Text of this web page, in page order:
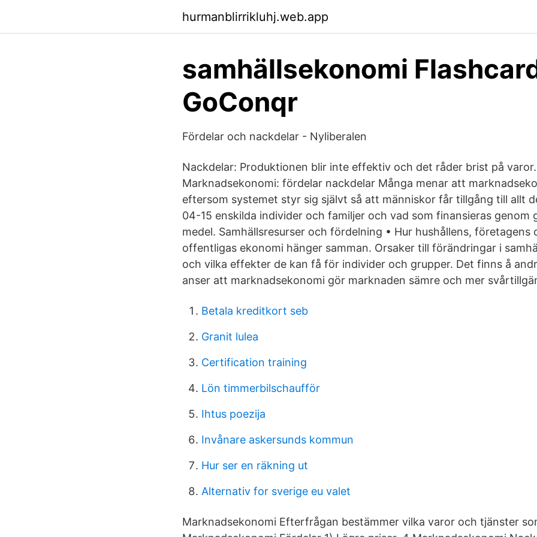
hurmanblirrikluhj.web.app
samhällsekonomi
GoConqr
Fördelar och nackdelar - Nyliberalen
Nackdelar: Produktionen blir inte effektiv och det råder brist på varor.
Marknadsekonomi: fördelar nackdelar Många menar att
eftersom systemet styr sig självt så att människor får tillgång till allt
04-15 enskilda individer och familjer och vad som finansieras genom
medel. Samhällsresurser och fördelning • Hur hushållens, företagens
offentligas ekonomi hänger samman. Orsaker till förändringar i
och vilka effekter de kan få för individer och grupper. Det finns å
anser att marknadsekonomi gör marknaden sämre och mer
Betala kreditkort seb
Granit lulea
Certification training
Lön timmerbilschaufför
Ihtus poezija
Invånare askersunds kommun
Hur ser en räkning ut
Alternativ for sverige eu valet
Marknadsekonomi Efterfrågan bestämmer vilka varor och tjänster